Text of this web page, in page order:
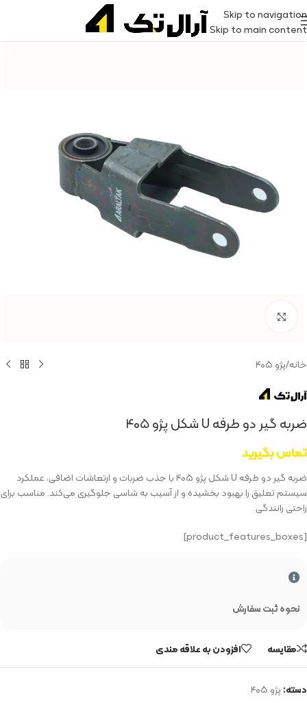
Skip to navigation
Skip to main content
خانه/پژو ۴۰۵
ضربه گیر دو طرفه U شکل پژو ۴۰۵
تماس بگیرید
ضربه گیر دو طرفه U شکل پژو ۴۰۵ با جذب ضربات و ارتعاشات اضافی، عملکرد
سیستم تعلیق را بهبود بخشیده و از آسیب به شاسی جلوگیری می‌کند. مناسب برای
راحتی رانندگی.
[product_features_boxes]
نحوه ثبت سفارش
مقایسه افزودن به علاقه مندی
دسته: پژو ۴۰۵